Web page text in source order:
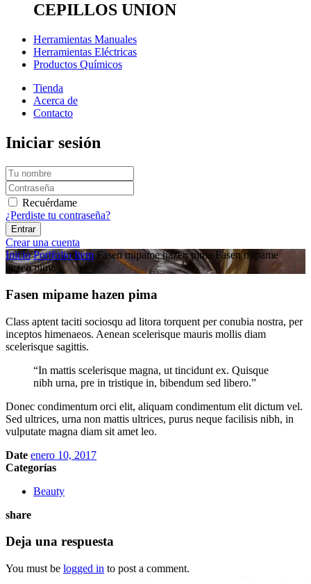
CEPILLOS UNION
Herramientas Manuales
Herramientas Eléctricas
Productos Químicos
Tienda
Acerca de
Contacto
Iniciar sesión
Recuérdame
¿Perdiste tu contraseña?
Crear una cuenta
Inicio Portfolio Item Fasen mipame hazen pima Fasen mipame
hazen pima
Fasen mipame hazen pima
Class aptent taciti sociosqu ad litora torquent per conubia nostra, per
inceptos himenaeos. Aenean scelerisque mauris mollis diam
scelerisque sagittis.
“In mattis scelerisque magna, ut tincidunt ex. Quisque
nibh urna, pre in tristique in, bibendum sed libero.”
Donec condimentum orci elit, aliquam condimentum elit dictum vel.
Sed ultrices, urna non mattis ultrices, purus neque facilisis nibh, in
vulputate magna diam sit amet leo.
Date enero 10, 2017
Categorías
Beauty
share
Deja una respuesta
You must be logged in to post a comment.